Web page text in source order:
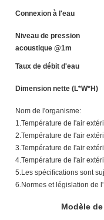
Connexion à l'eau
Niveau de pression
acoustique @1m
Taux de débit d'eau
Dimension nette (L*W*H)
Nom de l'organisme:
1.Température de l'air
2.Température de l'air
3.Température de l'air
4.Température de l'air
5.Les spécifications sont
6.Normes et législation de
Modèle